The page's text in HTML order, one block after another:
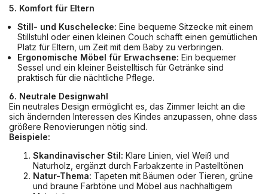
5. Komfort für Eltern
Still- und Kuschelecke: Eine bequeme Sitzecke mit einem
Stillstuhl oder einen kleinen Couch schafft einen gemütlichen
Platz für Eltern, um Zeit mit dem Baby zu verbringen.
Ergonomische Möbel für Erwachsene: Ein bequemer
Sessel und ein kleiner Beistelltisch für Getränke sind
praktisch für die nächtliche Pflege.
6. Neutrale Designwahl
Ein neutrales Design ermöglicht es, das Zimmer leicht an die
sich ändernden Interessen des Kindes anzupassen, ohne dass
größere Renovierungen nötig sind.
Beispiele:
Skandinavischer Stil: Klare Linien, viel Weiß und
Naturholz, ergänzt durch Farbakzente in Pastelltönen
Natur-Thema: Tapeten mit Bäumen oder Tieren, grüne
und braune Farbtöne und Möbel aus nachhaltigem